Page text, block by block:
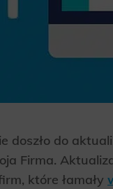
doszło do
Firma.
które łamały